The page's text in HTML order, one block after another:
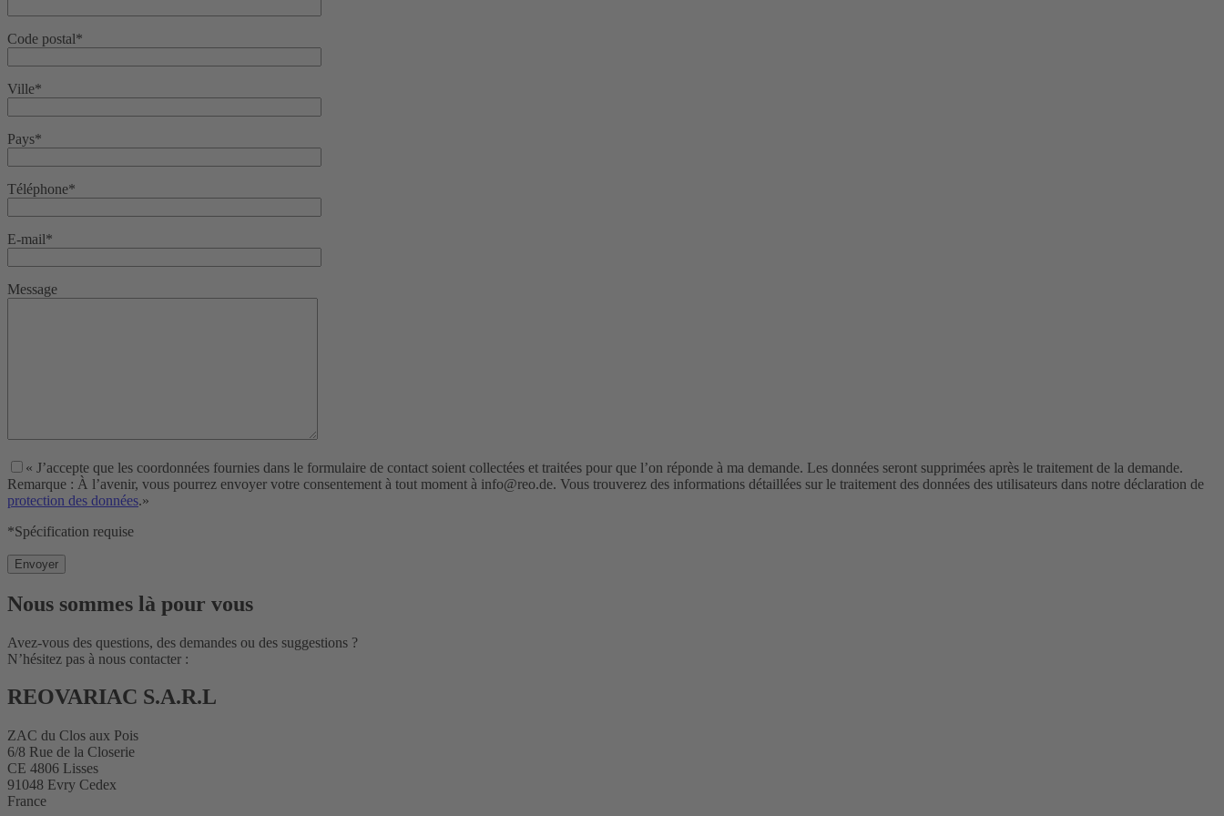
Code postal*
Ville*
Pays*
Téléphone*
E-mail*
Message
« J’accepte que les coordonnées fournies dans le formulaire de contact soient collectées et traitées pour que l’on réponde à ma demande. Les données seront supprimées après le traitement de la demande.
Remarque : À l’avenir, vous pourrez envoyer votre consentement à tout moment à info@reo.de. Vous trouverez des informations détaillées sur le traitement des données des utilisateurs dans notre déclaration de
protection des données.»
*Spécification requise
Nous sommes là pour vous
Avez-vous des questions, des demandes ou des suggestions ?
N’hésitez pas à nous contacter :
REOVARIAC S.A.R.L
ZAC du Clos aux Pois
6/8 Rue de la Closerie
CE 4806 Lisses
91048 Evry Cedex
France